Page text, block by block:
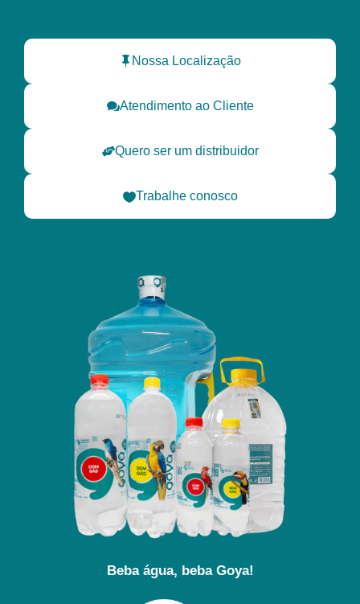
Nossa Localização
Atendimento ao Cliente
Quero ser um distribuidor
Trabalhe conosco
Beba água, beba Goya!